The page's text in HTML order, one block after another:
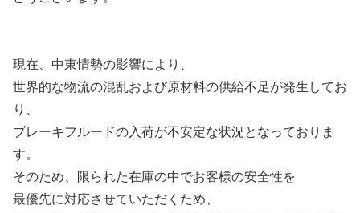
現在、中東情勢の影響により、
世界的な物流の混乱および原材料の供給不足が発生してお
り、
ブレーキフルードの入荷が不安定な状況となっておりま
す。
そのため、限られた在庫の中でお客様の安全性を
最優先に対応させていただくため、